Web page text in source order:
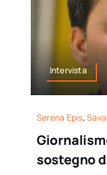
Intervista
Serena Epis,
sostegno